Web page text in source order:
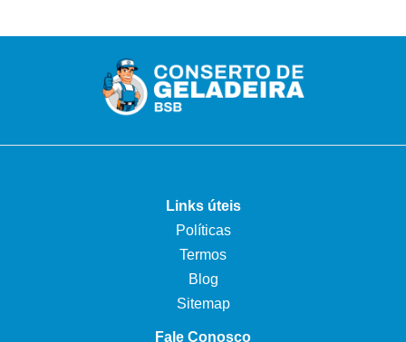
Links úteis
Políticas
Termos
Blog
Sitemap
Fale Conosco